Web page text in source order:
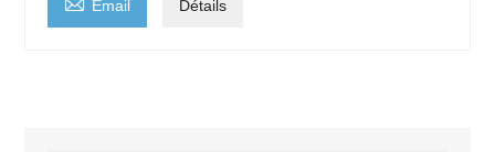
Email Détails